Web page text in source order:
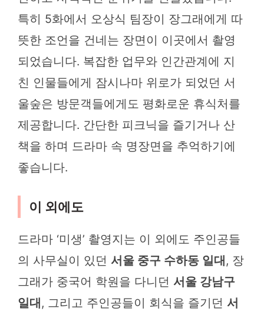
특히 5화에서 오상식 팀장이 장그래에게 따
뜻한 조언을 건네는 장면이 이곳에서 촬영
되었습니다. 복잡한 업무와 인간관계에 지
친 인물들에게 잠시나마 위로가 되었던 서
울숲은 방문객들에게도 평화로운 휴식처를
제공합니다. 간단한 피크닉을 즐기거나 산
책을 하며 드라마 속 명장면을 추억하기에
좋습니다.
이 외에도
드라마 ‘미생’ 촬영지는 이 외에도 주인공들
의 사무실이 있던 서울 중구 수하동 일대 , 장
그래가 중국어 학원을 다니던 서울 강남구
일대 , 그리고 주인공들이 회식을 즐기던 서